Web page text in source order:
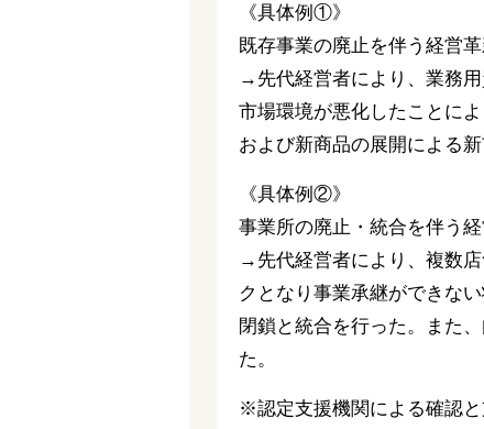
《具体例①》
既存事業の廃止を伴う経営革
→先代経営者により、業務
市場環境が悪化したことに
および新商品の展開による
《具体例②》
事業所の廃止・統合を伴う
→先代経営者により、複数
クとなり事業承継ができな
閉鎖と統合を行った。また
た。
※認定支援機関による確認